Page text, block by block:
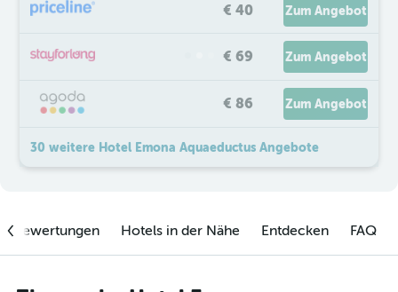
€ 40 Zum Angebot
€ 69 Zum Angebot
€ 86 Zum Angebot
30 weitere Hotel Emona Aquaeductus Angebote
Hotels in der Nähe Entdecken FAQ